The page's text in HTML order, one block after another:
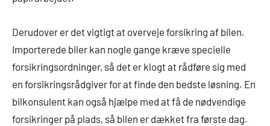
Derudover er det vigtigt at overveje forsikring af bilen.
Importerede biler kan nogle gange kræve specielle
forsikringsordninger, så det er klogt at rådføre sig med
en forsikringsrådgiver for at finde den bedste løsning. En
bilkonsulent kan også hjælpe med at få de nødvendige
forsikringer på plads, så bilen er dækket fra første dag.